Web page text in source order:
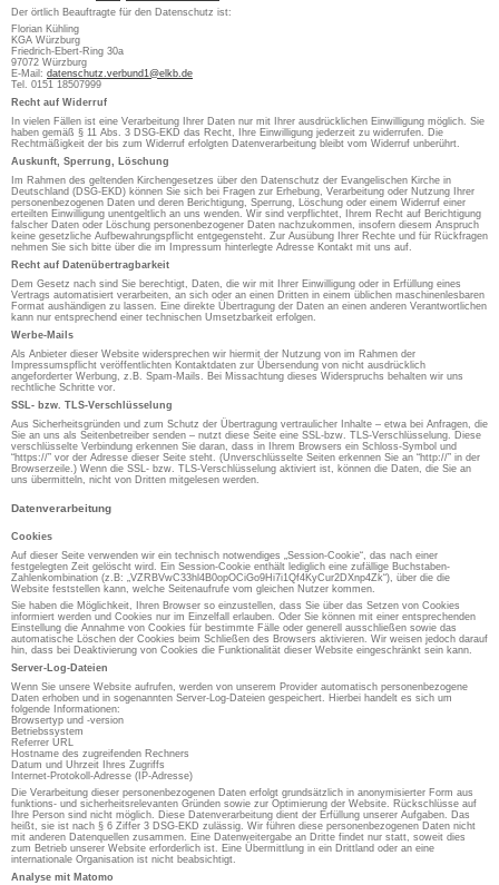
Der örtlich Beauftragte für den Datenschutz ist:
Florian Kühling
KGA Würzburg
Friedrich-Ebert-Ring 30a
97072 Würzburg
E-Mail: datenschutz.verbund1@elkb.de
Tel. 0151 18507999
Recht auf Widerruf
In vielen Fällen ist eine Verarbeitung Ihrer Daten nur mit Ihrer ausdrücklichen Einwilligung möglich. Sie
haben gemäß § 11 Abs. 3 DSG-EKD das Recht, Ihre Einwilligung jederzeit zu widerrufen. Die
Rechtmäßigkeit der bis zum Widerruf erfolgten Datenverarbeitung bleibt vom Widerruf unberührt.
Auskunft, Sperrung, Löschung
Im Rahmen des geltenden Kirchengesetzes über den Datenschutz der Evangelischen Kirche in
Deutschland (DSG-EKD) können Sie sich bei Fragen zur Erhebung, Verarbeitung oder Nutzung Ihrer
personenbezogenen Daten und deren Berichtigung, Sperrung, Löschung oder einem Widerruf einer
erteilten Einwilligung unentgeltlich an uns wenden. Wir sind verpflichtet, Ihrem Recht auf Berichtigung
falscher Daten oder Löschung personenbezogener Daten nachzukommen, insofern diesem Anspruch
keine gesetzliche Aufbewahrungspflicht entgegensteht. Zur Ausübung Ihrer Rechte und für Rückfragen
nehmen Sie sich bitte über die im Impressum hinterlegte Adresse Kontakt mit uns auf.
Recht auf Datenübertragbarkeit
Dem Gesetz nach sind Sie berechtigt, Daten, die wir mit Ihrer Einwilligung oder in Erfüllung eines
Vertrags automatisiert verarbeiten, an sich oder an einen Dritten in einem üblichen maschinenlesbaren
Format aushändigen zu lassen. Eine direkte Übertragung der Daten an einen anderen Verantwortlichen
kann nur entsprechend einer technischen Umsetzbarkeit erfolgen.
Werbe-Mails
Als Anbieter dieser Website widersprechen wir hiermit der Nutzung von im Rahmen der
Impressumspflicht veröffentlichten Kontaktdaten zur Übersendung von nicht ausdrücklich
angeforderter Werbung, z.B. Spam-Mails. Bei Missachtung dieses Widerspruchs behalten wir uns
rechtliche Schritte vor.
SSL- bzw. TLS-Verschlüsselung
Aus Sicherheitsgründen und zum Schutz der Übertragung vertraulicher Inhalte – etwa bei Anfragen, die
Sie an uns als Seitenbetreiber senden – nutzt diese Seite eine SSL-bzw. TLS-Verschlüsselung. Diese
verschlüsselte Verbindung erkennen Sie daran, dass in Ihrem Browsers ein Schloss-Symbol und
“https://” vor der Adresse dieser Seite steht. (Unverschlüsselte Seiten erkennen Sie an “http://” in der
Browserzeile.) Wenn die SSL- bzw. TLS-Verschlüsselung aktiviert ist, können die Daten, die Sie an
uns übermitteln, nicht von Dritten mitgelesen werden.
Datenverarbeitung
Cookies
Auf dieser Seite verwenden wir ein technisch notwendiges „Session-Cookie“, das nach einer
festgelegten Zeit gelöscht wird. Ein Session-Cookie enthält lediglich eine zufällige Buchstaben-
Zahlenkombination (z.B: „VZRBVwC33hl4B0opOCiGo9Hi7i1Qf4KyCur2DXnp4Zk“), über die die
Website feststellen kann, welche Seitenaufrufe vom gleichen Nutzer kommen.
Sie haben die Möglichkeit, Ihren Browser so einzustellen, dass Sie über das Setzen von Cookies
informiert werden und Cookies nur im Einzelfall erlauben. Oder Sie können mit einer entsprechenden
Einstellung die Annahme von Cookies für bestimmte Fälle oder generell ausschließen sowie das
automatische Löschen der Cookies beim Schließen des Browsers aktivieren. Wir weisen jedoch darauf
hin, dass bei Deaktivierung von Cookies die Funktionalität dieser Website eingeschränkt sein kann.
Server-Log-Dateien
Wenn Sie unsere Website aufrufen, werden von unserem Provider automatisch personenbezogene
Daten erhoben und in sogenannten Server-Log-Dateien gespeichert. Hierbei handelt es sich um
folgende Informationen:
Browsertyp und -version
Betriebssystem
Referrer URL
Hostname des zugreifenden Rechners
Datum und Uhrzeit Ihres Zugriffs
Internet-Protokoll-Adresse (IP-Adresse)
Die Verarbeitung dieser personenbezogenen Daten erfolgt grundsätzlich in anonymisierter Form aus
funktions- und sicherheitsrelevanten Gründen sowie zur Optimierung der Website. Rückschlüsse auf
Ihre Person sind nicht möglich. Diese Datenverarbeitung dient der Erfüllung unserer Aufgaben. Das
heißt, sie ist nach § 6 Ziffer 3 DSG-EKD zulässig. Wir führen diese personenbezogenen Daten nicht
mit anderen Datenquellen zusammen. Eine Datenweitergabe an Dritte findet nur statt, soweit dies
zum Betrieb unserer Website erforderlich ist. Eine Übermittlung in ein Drittland oder an eine
internationale Organisation ist nicht beabsichtigt.
Analyse mit Matomo